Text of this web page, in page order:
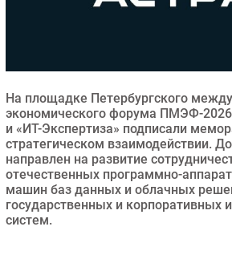
Здоровье
РАЗДЕЛЫ
Новости
Аналитика
На площадке Петербургского
экономического форума ПМЭФ-2026
и «ИТ-Экспертиза» подписали
стратегическом взаимодействии.
направлен на развитие
отечественных программно-
машин баз данных и облачных
государственных и
систем.